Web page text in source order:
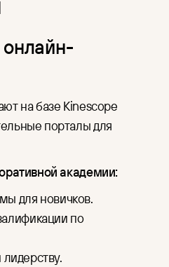
на базе Kinescope
порталы для
академии:
для новичков.
по